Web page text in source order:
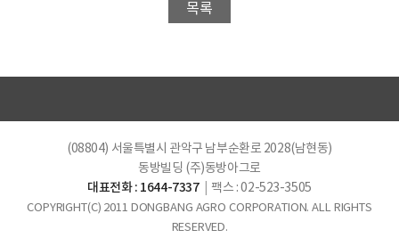
목록
(08804) 서울특별시 관악구 남부순환로 2028(남현동)
동방빌딩 (주)동방아그로
대표전화 : 1644-7337 팩스 : 02-523-3505
COPYRIGHT(C) 2011 DONGBANG AGRO CORPORATION. ALL RIGHTS
RESERVED.